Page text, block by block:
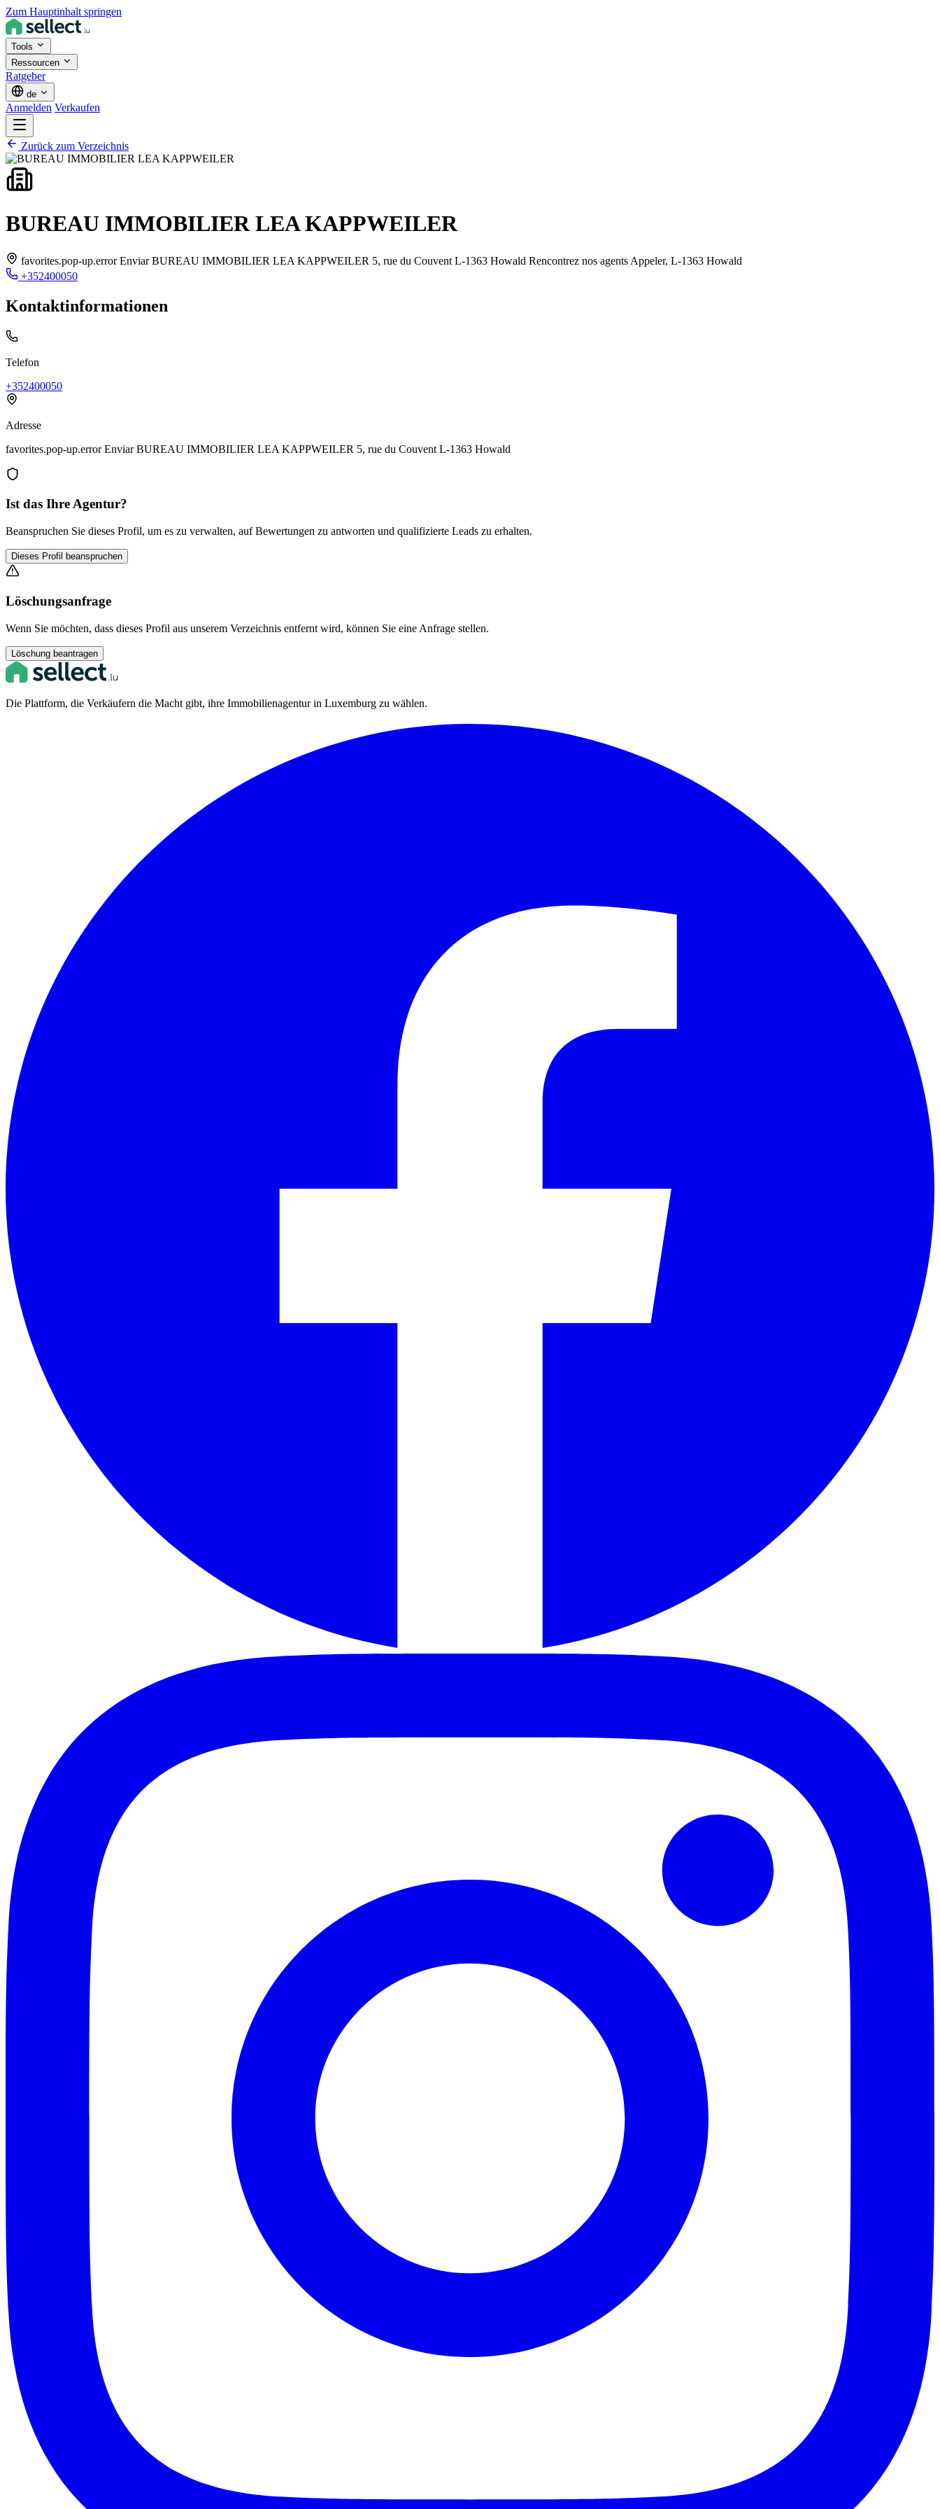
Zum Hauptinhalt springen
Tools
Ressourcen
Ratgeber
de
Anmelden Verkaufen
Zurück zum Verzeichnis
BUREAU IMMOBILIER LEA KAPPWEILER
favorites.pop-up.error Enviar BUREAU IMMOBILIER LEA KAPPWEILER 5, rue du Couvent L-1363 Howald Rencontrez nos agents Appeler, L-1363 Howald
+352400050
Kontaktinformationen
Telefon
+352400050
Adresse
favorites.pop-up.error Enviar BUREAU IMMOBILIER LEA KAPPWEILER 5, rue du Couvent L-1363 Howald
Ist das Ihre Agentur?
Beanspruchen Sie dieses Profil, um es zu verwalten, auf Bewertungen zu antworten und qualifizierte Leads zu erhalten.
Dieses Profil beanspruchen
Löschungsanfrage
Wenn Sie möchten, dass dieses Profil aus unserem Verzeichnis entfernt wird, können Sie eine Anfrage stellen.
Löschung beantragen
Die Plattform, die Verkäufern die Macht gibt, ihre Immobilienagentur in Luxemburg zu wählen.